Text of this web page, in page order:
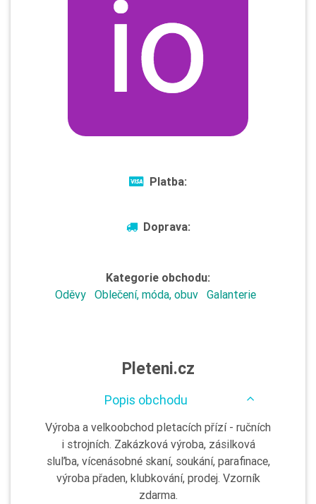
Platba:
Doprava:
Kategorie obchodu:
Oděvy
Oblečení, móda, obuv Galanterie
Pleteni.cz
Popis obchodu
Výroba a velkoobchod pletacích přízí - ručních
i strojních. Zakázková výroba, zásilková
sluľba, vícenásobné skaní, soukání, parafinace,
výroba přaden, klubkování, prodej. Vzorník
zdarma.